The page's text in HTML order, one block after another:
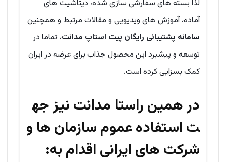
لذا بسته های سفارشی سازی شده، دیتاشیت های
آماده، آموزش های ویدیویی و مقالات مرتبط و همچنین
سامانه پشتیبانی رایگان پیت استاپ مدانت، تماما در
توسعه و پیشبرد این محصول جذاب برای عرضه در ایران
کمک بسزایی کرده است.
در همین راستا مدانت نیز جه
ت استفاده عموم سازمان ها و
شرکت های ایرانی اقدام به: